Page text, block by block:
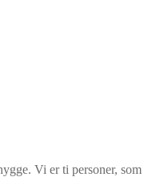
Vi er ti personer, som